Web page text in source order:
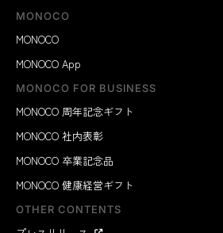
MONOCO
MONOCO
MONOCO App
MONOCO FOR BUSINESS
MONOCO 周年記念ギフト
MONOCO 社内表彰
MONOCO 卒業記念品
MONOCO 健康経営ギフト
OTHER CONTENTS